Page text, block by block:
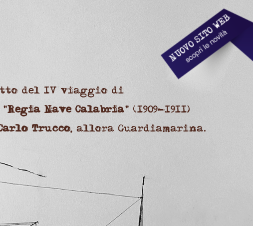
del IV viaggio di
"Regia Nave Calabria" (1909-1911)
Trucco, allora Guardiamarina.